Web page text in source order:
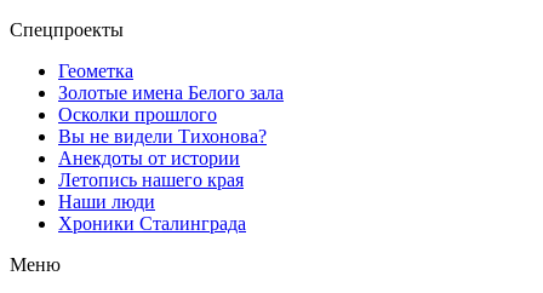
Спецпроекты
Геометка
Золотые имена Белого зала
Осколки прошлого
Вы не видели Тихонова?
Анекдоты от истории
Летопись нашего края
Наши люди
Хроники Сталинграда
Меню